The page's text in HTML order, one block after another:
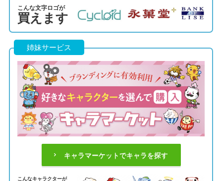
こんな文字ロゴが
買えます
姉妹サービス
キャラマーケットでキャラを探す
こんなキャラクターが